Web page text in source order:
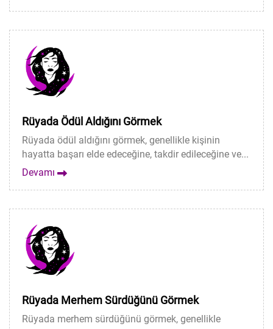
Rüyada Ödül Aldığını Görmek
Rüyada ödül aldığını görmek, genellikle kişinin
hayatta başarı elde edeceğine, takdir edileceğine ve...
Devamı
Rüyada Merhem Sürdüğünü Görmek
Rüyada merhem sürdüğünü görmek, genellikle